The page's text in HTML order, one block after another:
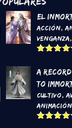
El
Acción,
Venganza,
A
To
Cultivo,
Animación